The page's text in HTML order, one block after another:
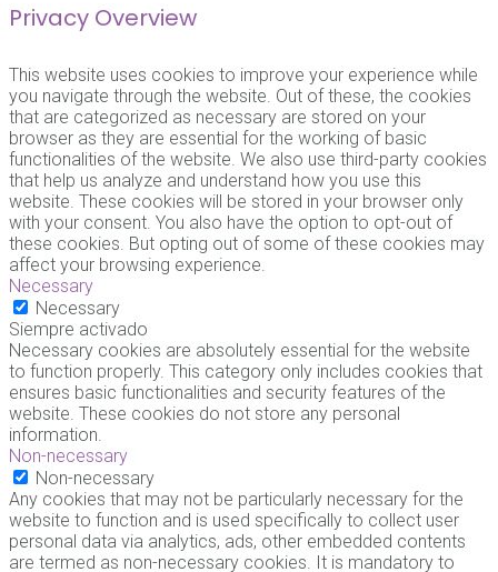
Privacy Overview
This website uses cookies to improve your experience while
you navigate through the website. Out of these, the cookies
that are categorized as necessary are stored on your
browser as they are essential for the working of basic
functionalities of the website. We also use third-party cookies
that help us analyze and understand how you use this
website. These cookies will be stored in your browser only
with your consent. You also have the option to opt-out of
these cookies. But opting out of some of these cookies may
affect your browsing experience.
Necessary
Necessary
Siempre activado
Necessary cookies are absolutely essential for the website
to function properly. This category only includes cookies that
ensures basic functionalities and security features of the
website. These cookies do not store any personal
information.
Non-necessary
Non-necessary
Any cookies that may not be particularly necessary for the
website to function and is used specifically to collect user
personal data via analytics, ads, other embedded contents
are termed as non-necessary cookies. It is mandatory to